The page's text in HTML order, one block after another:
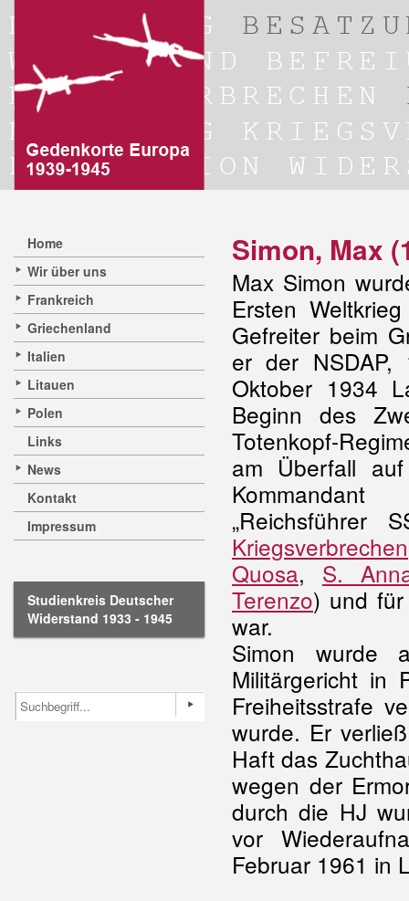
Home
Wir über uns
Frankreich
Griechenland
Italien
Litauen
Polen
Links
News
Kontakt
Impressum
Studienkreis Deutscher
Widerstand 1933 - 1945
Simon, Max
Max Simon
Ersten
Gefreiter beim
er der
Oktober 1934
Beginn des
Totenkopf-
am Überfall
„Reichsführer
Kriegsverbrechen
Quosa, S.
Terenzo) und
war.
Simon wurde
Militärgericht in
Freiheitsstrafe
wurde. Er
Haft das
wegen der
durch die HJ
vor
Februar 1961 in